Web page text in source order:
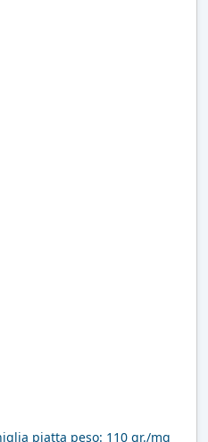
piatta peso: 110 gr./mq